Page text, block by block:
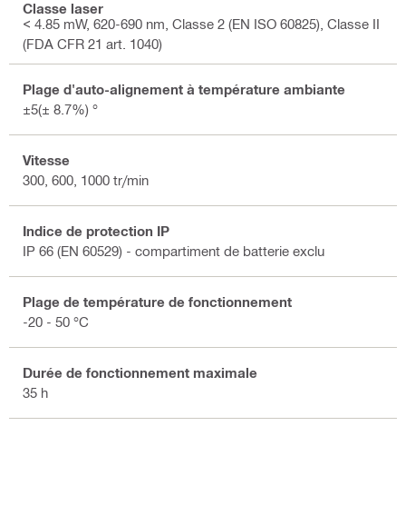
Classe laser
< 4.85 mW, 620-690 nm, Classe 2 (EN ISO 60825), Classe II
(FDA CFR 21 art. 1040)
Plage d'auto-alignement à température ambiante
±5(± 8.7%) °
Vitesse
300, 600, 1000 tr/min
Indice de protection IP
IP 66 (EN 60529) - compartiment de batterie exclu
Plage de température de fonctionnement
-20 - 50 °C
Durée de fonctionnement maximale
35 h